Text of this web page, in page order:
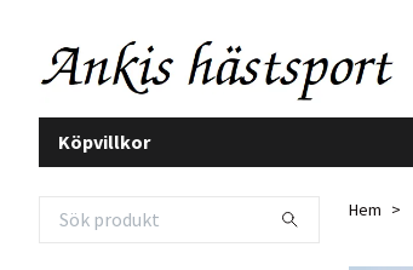
Köpvillkor
Hem